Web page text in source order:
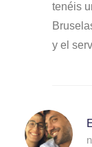
tenéis
y el